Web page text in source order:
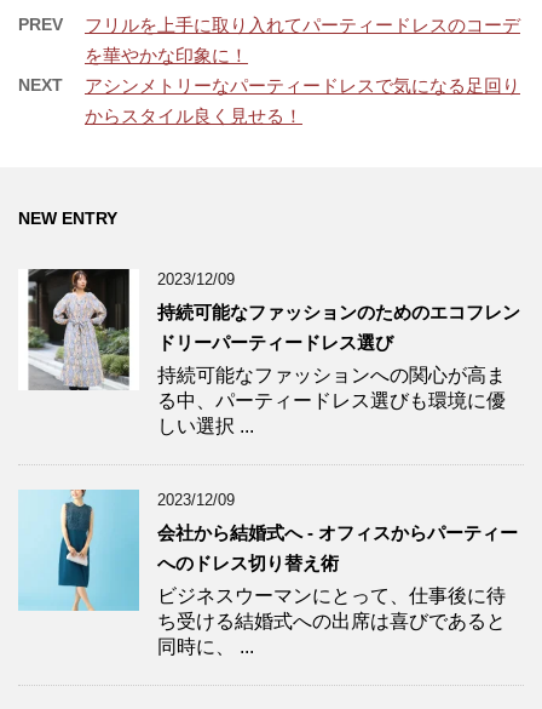
PREV
フリルを上手に取り入れてパーティードレスのコーデ
を華やかな印象に！
NEXT
アシンメトリーなパーティードレスで気になる足回り
からスタイル良く見せる！
NEW ENTRY
2023/12/09
持続可能なファッションのためのエコフレン
ドリーパーティードレス選び
持続可能なファッションへの関心が高ま
る中、パーティードレス選びも環境に優
しい選択 ...
2023/12/09
会社から結婚式へ - オフィスからパーティー
へのドレス切り替え術
ビジネスウーマンにとって、仕事後に待
ち受ける結婚式への出席は喜びであると
同時に、 ...